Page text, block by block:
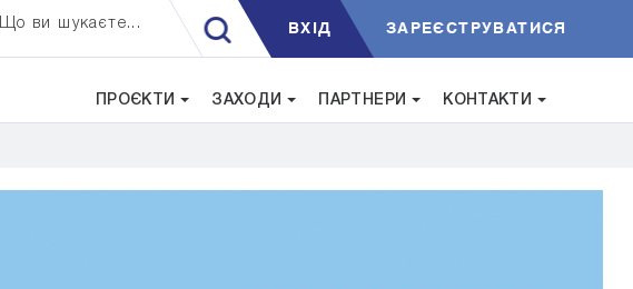
Що ви шукаєте... ВXIД ЗАРЕЄСТРУВАТИСЯ
ПРОЄКТИ ЗАХОДИ ПАРТНЕРИ КОНТАКТИ